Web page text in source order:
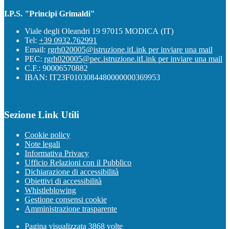
I.P.S. "Principi Grimaldi"
Viale degli Oleandri 19 97015 MODICA (IT)
Tel: +39 0932.762991
Email: rgrh020005@istruzione.itLink per inviare una mail
PEC: rgrh020005@pec.istruzione.itLink per inviare una mail
C.F.: 90006570882
IBAN: IT23F0103084480000000369953
Sezione Link Utili
Cookie policy
Note legali
Informativa Privacy
Ufficio Relazioni con il Pubblico
Dichiarazione di accessibilità
Obiettivi di accessibilità
Whistleblowing
Gestione consensi cookie
Amministrazione trasparente
Pagina visualizzata 3868 volte